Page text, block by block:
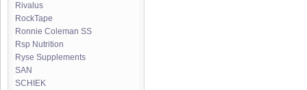
Rivalus
RockTape
Ronnie Coleman SS
Rsp Nutrition
Ryse Supplements
SAN
SCHIEK